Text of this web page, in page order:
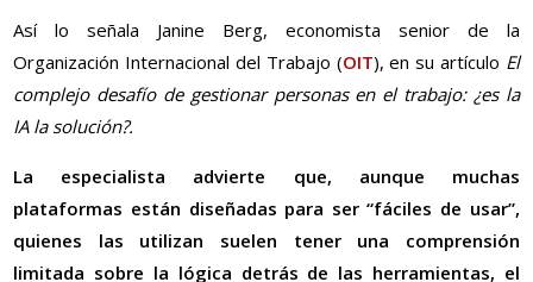
Así lo señala Janine Berg, economista senior de la
Organización Internacional del Trabajo (OIT), en su artículo El
complejo desafío de gestionar personas en el trabajo: ¿es la
IA la solución?.
La especialista advierte que, aunque muchas
plataformas están diseñadas para ser “fáciles de usar”,
quienes las utilizan suelen tener una comprensión
limitada sobre la lógica detrás de las herramientas, el